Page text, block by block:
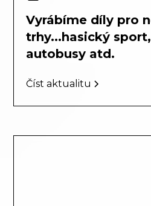
Vyrábíme díly pro
trhy...hasický
autobusy atd.
Číst aktualitu